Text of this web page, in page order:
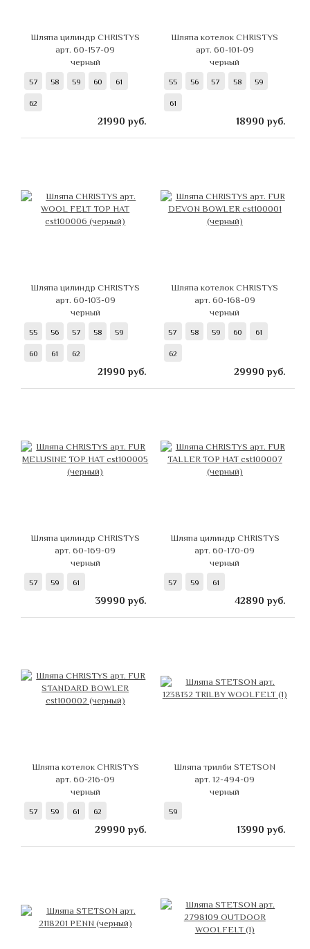
Шляпа цилиндр CHRISTYS
арт. 60-157-09
черный
57 58 59 60 61
62
21990 руб.
Шляпа котелок CHRISTYS
арт. 60-101-09
черный
55 56 57 58 59
61
18990 руб.
Шляпа цилиндр CHRISTYS
арт. 60-103-09
черный
55 56 57 58 59
60 61 62
21990 руб.
Шляпа котелок CHRISTYS
арт. 60-168-09
черный
57 58 59 60 61
62
29990 руб.
Шляпа цилиндр CHRISTYS
арт. 60-169-09
черный
57 59 61
39990 руб.
Шляпа цилиндр CHRISTYS
арт. 60-170-09
черный
57 59 61
42890 руб.
Шляпа котелок CHRISTYS
арт. 60-216-09
черный
57 59 61 62
29990 руб.
Шляпа трилби STETSON
арт. 12-494-09
черный
59
13990 руб.